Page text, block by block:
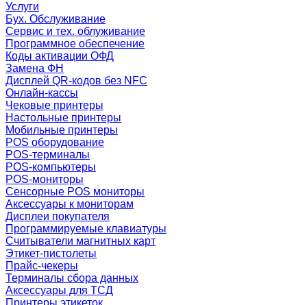
Услуги
Бух. Обслуживание
Сервис и тех. облуживание
Программное обеспечение
Коды активации ОФД
Замена ФН
Дисплей QR-кодов без NFC
Онлайн-кассы
Чековые принтеры
Настольные принтеры
Мобильные принтеры
POS оборудование
POS-терминалы
POS-компьютеры
POS-мониторы
Сенсорные POS мониторы
Аксессуары к мониторам
Дисплеи покупателя
Программируемые клавиатуры
Считыватели магнитных карт
Этикет-пистолеты
Прайс-чекеры
Терминалы сбора данных
Аксессуары для ТСД
Принтеры этикеток